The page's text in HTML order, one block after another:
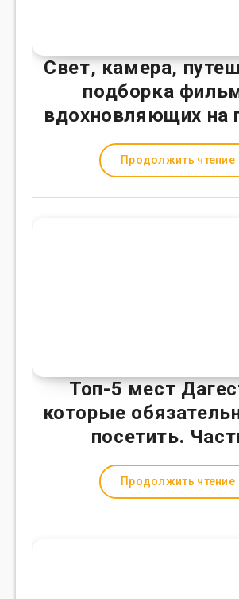
Свет, камера,
подборка
вдохновляющих на
Продолжить чтение
Топ-5 мест
которые
посетить.
Продолжить чтение